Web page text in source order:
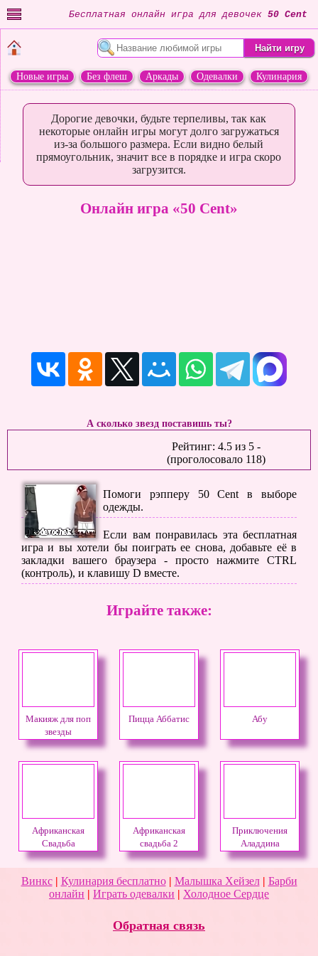
Бесплатная онлайн игра для девочек 50 Cent
Новые игры Без флеш Аркады Одевалки
Кулинария
Дорогие девочки, будьте терпеливы, так как
некоторые онлайн игры могут долго загружаться
из-за большого размера. Если видно белый
прямоугольник, значит все в порядке и игра скоро
загрузится.
Онлайн игра «50 Cent»
А сколько звезд поставишь ты?
Рейтинг: 4.5из 5-
(проголосовало 118)
Помоги рэпперу 50 Cent в выборе
одежды.
Если вам понравилась эта бесплатная
игра и вы хотели бы поиграть ее снова, добавьте её в
закладки вашего браузера - просто нажмите CTRL
(контроль), и клавишу D вместе.
Играйте также:
Макияж для поп
звезды
Пицца Аббатис Абу
Африканская
Свадьба
Африканская
свадьба 2
Приключения
Аладдина
Винкс| Кулинария бесплатно| Малышка Хейзел| Барби
онлайн | Играть одевалки | Холодное Сердце
Обратная связь